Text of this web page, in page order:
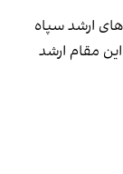
ارشد سپاه
مقام ارشد